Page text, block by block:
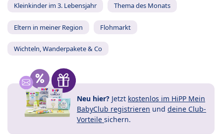
Kleinkinder im 3. Lebensjahr Thema des Monats
Eltern in meiner Region Flohmarkt
Wichteln, Wanderpakete & Co
Neu hier? Jetzt kostenlos im HiPP Mein
BabyClub registrieren und deine Club-
Vorteile sichern.